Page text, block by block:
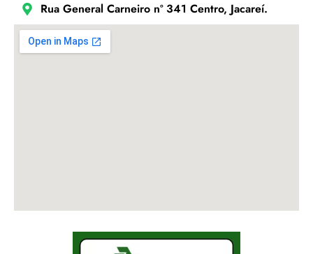
Rua General Carneiro nº 341 Centro, Jacareí.